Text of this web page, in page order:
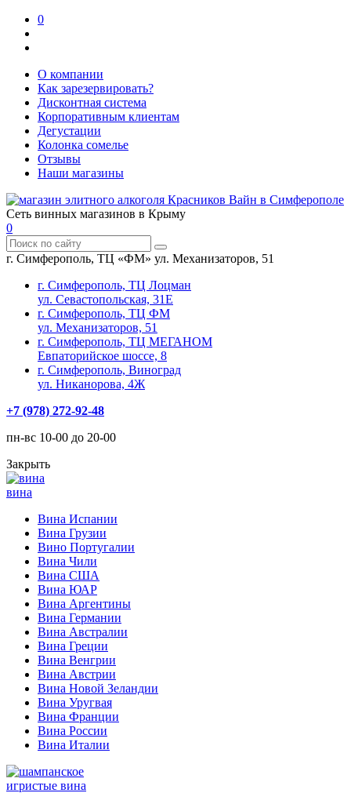
0
О компании
Как зарезервировать?
Дисконтная система
Корпоративным клиентам
Дегустации
Колонка сомелье
Отзывы
Наши магазины
Сеть винных магазинов в Крыму
0
г. Симферополь, ТЦ «ФМ» ул. Механизаторов, 51
г. Симферополь, ТЦ Лоцман
ул. Севастопольская, 31Е
г. Симферополь, ТЦ ФМ
ул. Механизаторов, 51
г. Симферополь, ТЦ МЕГАНОМ
Евпаторийское шоссе, 8
г. Симферополь, Виноград
ул. Никанорова, 4Ж
+7 (978) 272-92-48
пн-вс 10-00 до 20-00
Закрыть
вина
Вина Испании
Вина Грузии
Вино Португалии
Вина Чили
Вина США
Вина ЮАР
Вина Аргентины
Вина Германии
Вина Австралии
Вина Греции
Вина Венгрии
Вина Австрии
Вина Новой Зеландии
Вина Уругвая
Вина Франции
Вина России
Вина Италии
игристые вина